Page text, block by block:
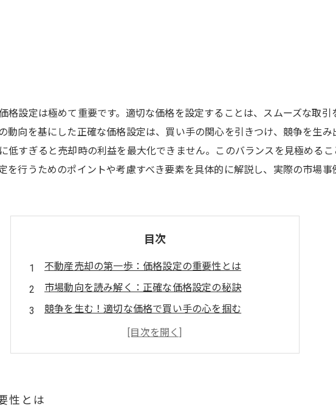
格設定は極めて重要です。適切な価格を設定することは、スムーズな取
動向を基にした正確な価格設定は、買い手の関心を引きつけ、競争を生
低すぎると売却時の利益を最大化できません。このバランスを見極める
を行うためのポイントや考慮すべき要素を具体的に解説し、実際の市場事
目次
不動産売却の第一歩：価格設定の重要性とは
市場動向を読み解く：正確な価格設定の秘訣
競争を生む！適切な価格で買い手の心を掴む
高過ぎても低過ぎてもNG！バランスの取り方
売却成功のカギ：価格設定における実践的なポイント
性とは